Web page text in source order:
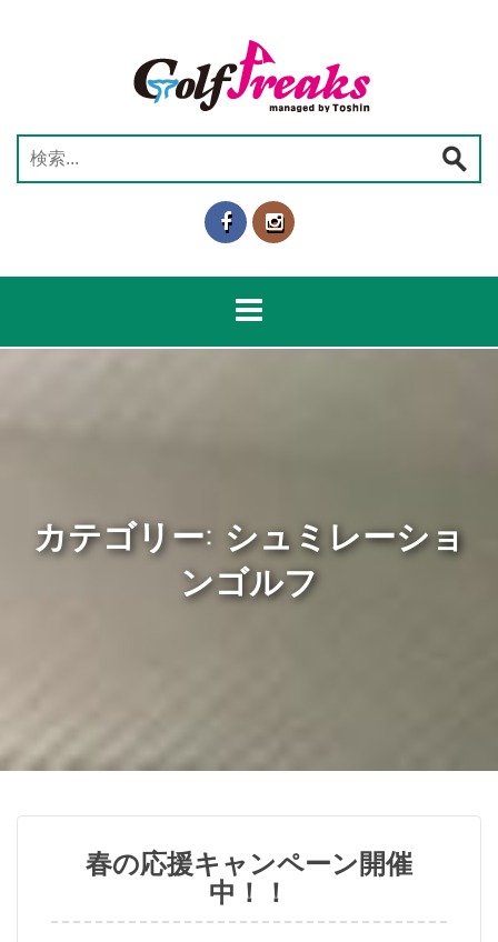
検
索:
カテゴリー: シュミレーショ
ンゴルフ
春の応援キャンペーン開催
中！！